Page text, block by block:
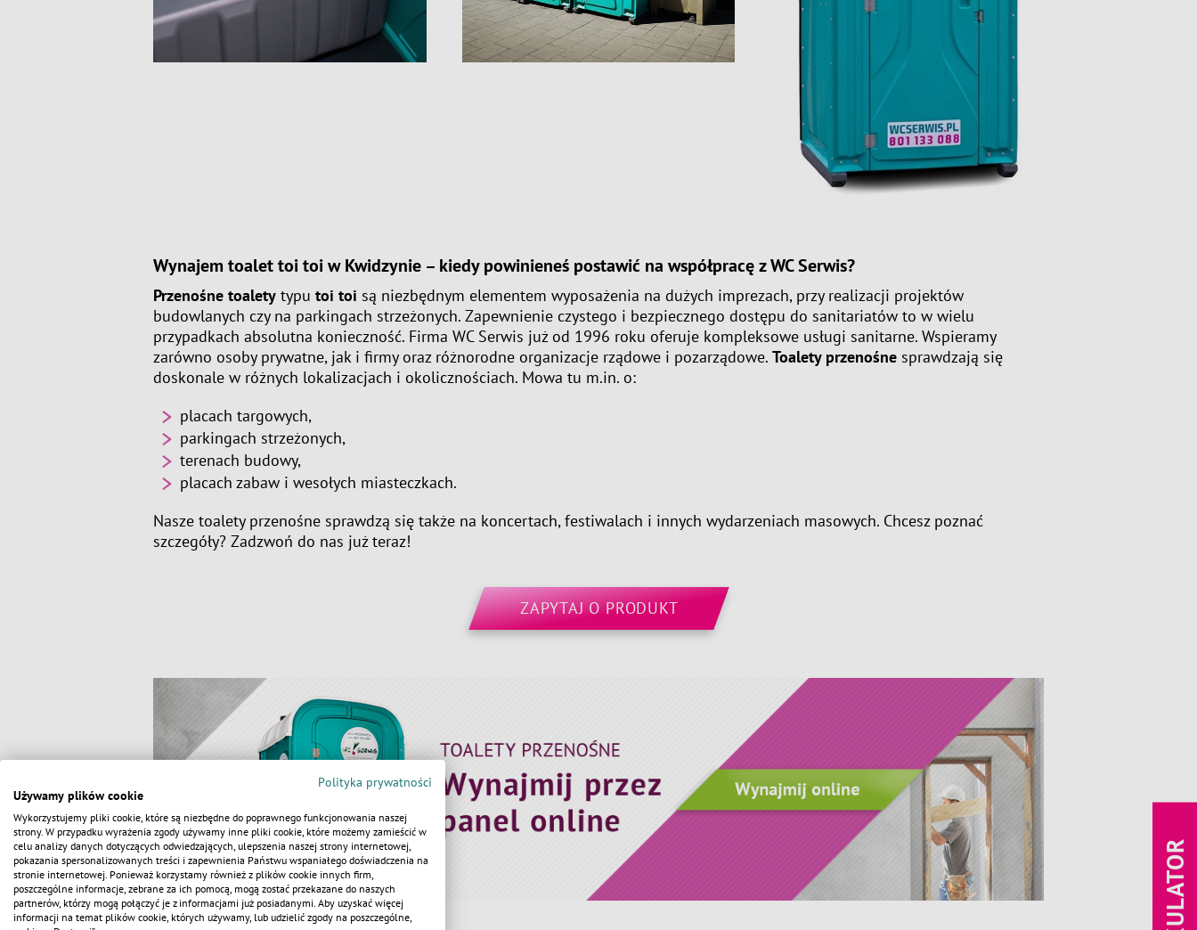
Wynajem toalet toi toi w Kwidzynie – kiedy powinieneś postawić na współpracę z WC Serwis?
Przenośne toalety typu toi toi są niezbędnym elementem wyposażenia na dużych imprezach, przy realizacji projektów
budowlanych czy na parkingach strzeżonych. Zapewnienie czystego i bezpiecznego dostępu do sanitariatów to w wielu
przypadkach absolutna konieczność. Firma WC Serwis już od 1996 roku oferuje kompleksowe usługi sanitarne. Wspieramy
zarówno osoby prywatne, jak i firmy oraz różnorodne organizacje rządowe i pozarządowe. Toalety przenośne sprawdzają się
doskonale w różnych lokalizacjach i okolicznościach. Mowa tu m.in. o:
placach targowych,
parkingach strzeżonych,
terenach budowy,
placach zabaw i wesołych miasteczkach.
Nasze toalety przenośne sprawdzą się także na koncertach, festiwalach i innych wydarzeniach masowych. Chcesz poznać
szczegóły? Zadzwoń do nas już teraz!
ZAPYTAJ O PRODUKT
Polityka prywatności
Używamy plików cookie
Wykorzystujemy pliki cookie, które są niezbędne do poprawnego funkcjonowania naszej
strony. W przypadku wyrażenia zgody używamy inne pliki cookie, które możemy zamieścić w
celu analizy danych dotyczących odwiedzających, ulepszenia naszej strony internetowej,
pokazania spersonalizowanych treści i zapewnienia Państwu wspaniałego doświadczenia na
stronie internetowej. Ponieważ korzystamy również z plików cookie innych firm,
poszczególne informacje, zebrane za ich pomocą, mogą zostać przekazane do naszych
partnerów, którzy mogą połączyć je z informacjami już posiadanymi. Aby uzyskać więcej
informacji na temat plików cookie, których używamy, lub udzielić zgody na poszczególne,